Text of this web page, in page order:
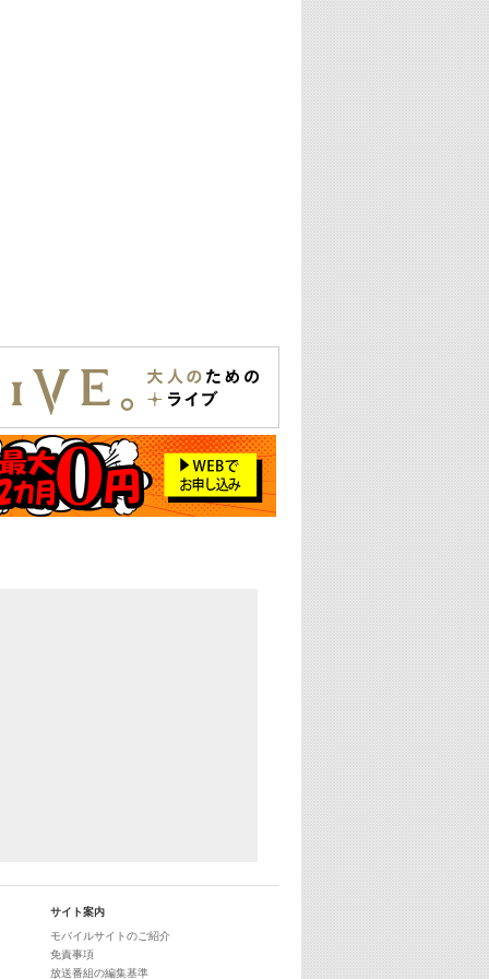
サイト案内
モバイルサイトのご紹介
免責事項
放送番組の編集基準